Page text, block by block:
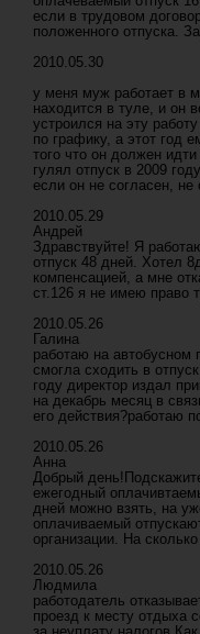
если в трудовом
положенного отпуска.
2010.05.30
у меня муж работает в
находится в туле, и он
устроился на эту
по графику, а этот год
того что он должен
гулял отпуск в 2009
если он не согласен, не
2010.05.29
Андрей
Здравствуйте! Я
отпуск 48 дней. Хотел
компенсацией, а мне
ст.126 я не имею право
2010.05.26
Галина
работаю на автобусном
смогла сходить в
году директор издал
на декабрь месяц в
его действия?работаю
2010.05.26
Анна
Добрый
ежегодный
дней можно взять, на
оплачиваемый
организации. На
2010.05.26
Людмила
работодатель
проезд к месту отдыха